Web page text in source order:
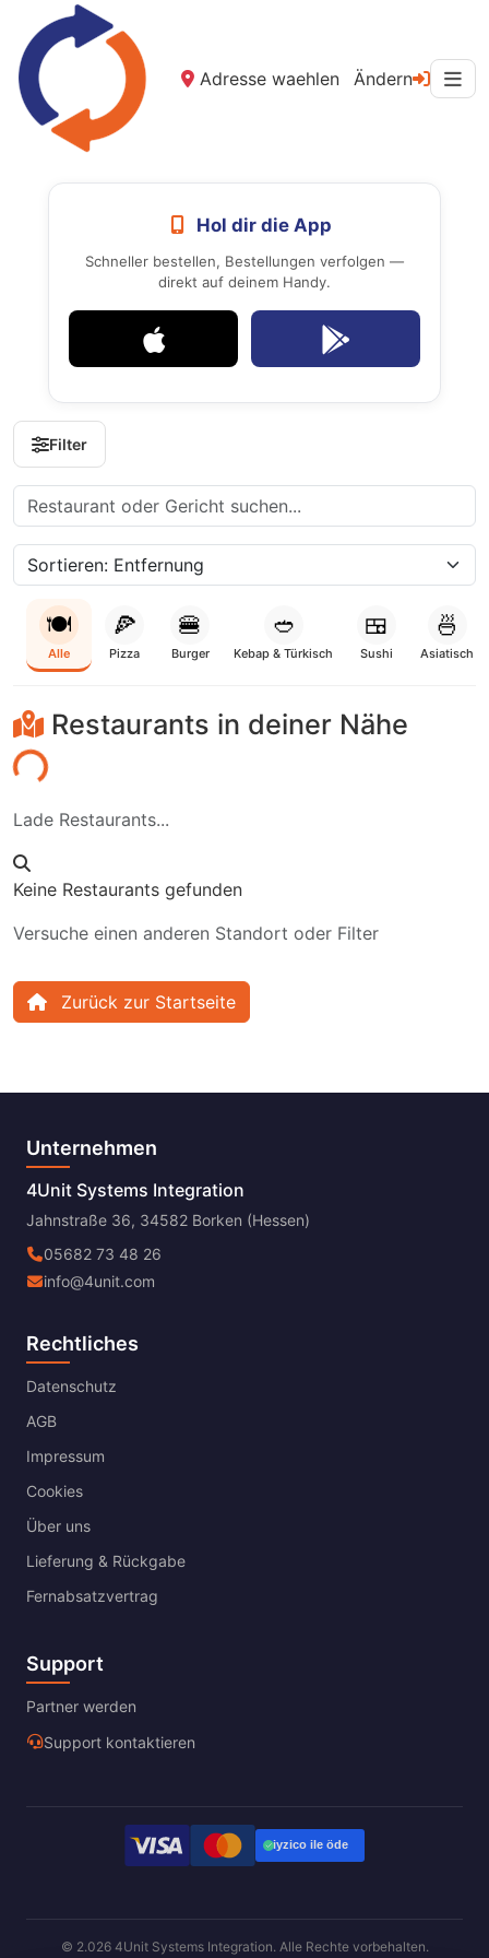
Adresse waehlen Ändern
Hol dir die App
Schneller bestellen, Bestellungen verfolgen —
direkt auf deinem Handy.
Filter
🍽️
Alle
🍕
Pizza
🍔
Burger
🥙
Kebap & Türkisch
🍱
Sushi
🍜
Asiatisch
Restaurants in deiner Nähe
Lade Restaurants...
Keine Restaurants gefunden
Versuche einen anderen Standort oder Filter
Zurück zur Startseite
Unternehmen
4Unit Systems Integration
Jahnstraße 36, 34582 Borken (Hessen)
05682 73 48 26
info@4unit.com
Rechtliches
Datenschutz
AGB
Impressum
Cookies
Über uns
Lieferung & Rückgabe
Fernabsatzvertrag
Support
Partner werden
Support kontaktieren
© 2.026 4Unit Systems Integration. Alle Rechte vorbehalten.